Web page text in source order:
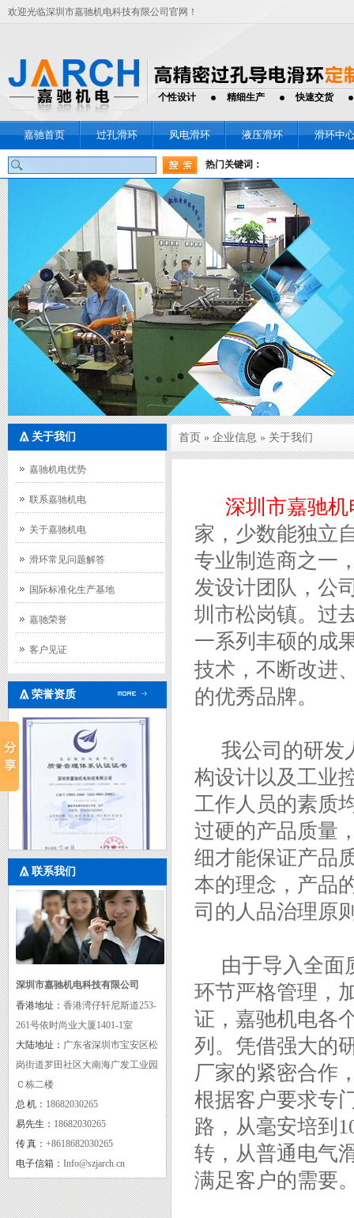
欢迎光临深圳市嘉驰机电科技有限公司官网！
个性设计 精细生产 快速交货
嘉驰首页 过孔滑环 风电滑环 液压滑环 滑环中
热门关键词：
关于我们
嘉驰机电优势
联系嘉驰机电
关于嘉驰机电
滑环常见问题解答
国际标准化生产基地
嘉驰荣誉
客户见证
荣誉资质
质量管理体系认证证书
联系我们
深圳市嘉驰机电科技有限公司
香港地址： 香港湾仔轩尼斯道253-
261号依时尚业大厦1401-1室
大陆地址： 广东省深圳市宝安区松
岗街道罗田社区大南海广发工业园
Ｃ栋二楼
总 机： 18682030265
易先生： 18682030265
传 真： +8618682030265
电子信箱： Info@szjarch.cn
首页 » 企业信息 » 关于我们
深圳市嘉驰
家，少数能独立
专业制造商之一
发设计团队，公
圳市松岗镇。过
一系列丰硕的成
技术，不断改进
的优秀品牌。
我公司的研发
构设计以及工业
工作人员的素质
过硬的产品质量
细才能保证产品
本的理念，产品
司的人品治理原
由于导入全面
环节严格管理，
证，嘉驰机电各
列。凭借强大的
厂家的紧密合作
根据客户要求专
路，从毫安培到
转，从普通电气
满足客户的需要